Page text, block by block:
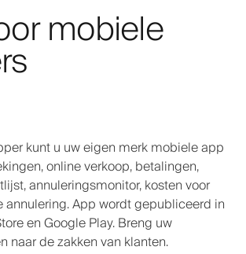
mobiele
kunt u uw eigen merk mobiele app
online verkoop, betalingen,
annuleringsmonitor, kosten voor
annulering. App wordt gepubliceerd in
en Google Play. Breng uw
naar de zakken van klanten.